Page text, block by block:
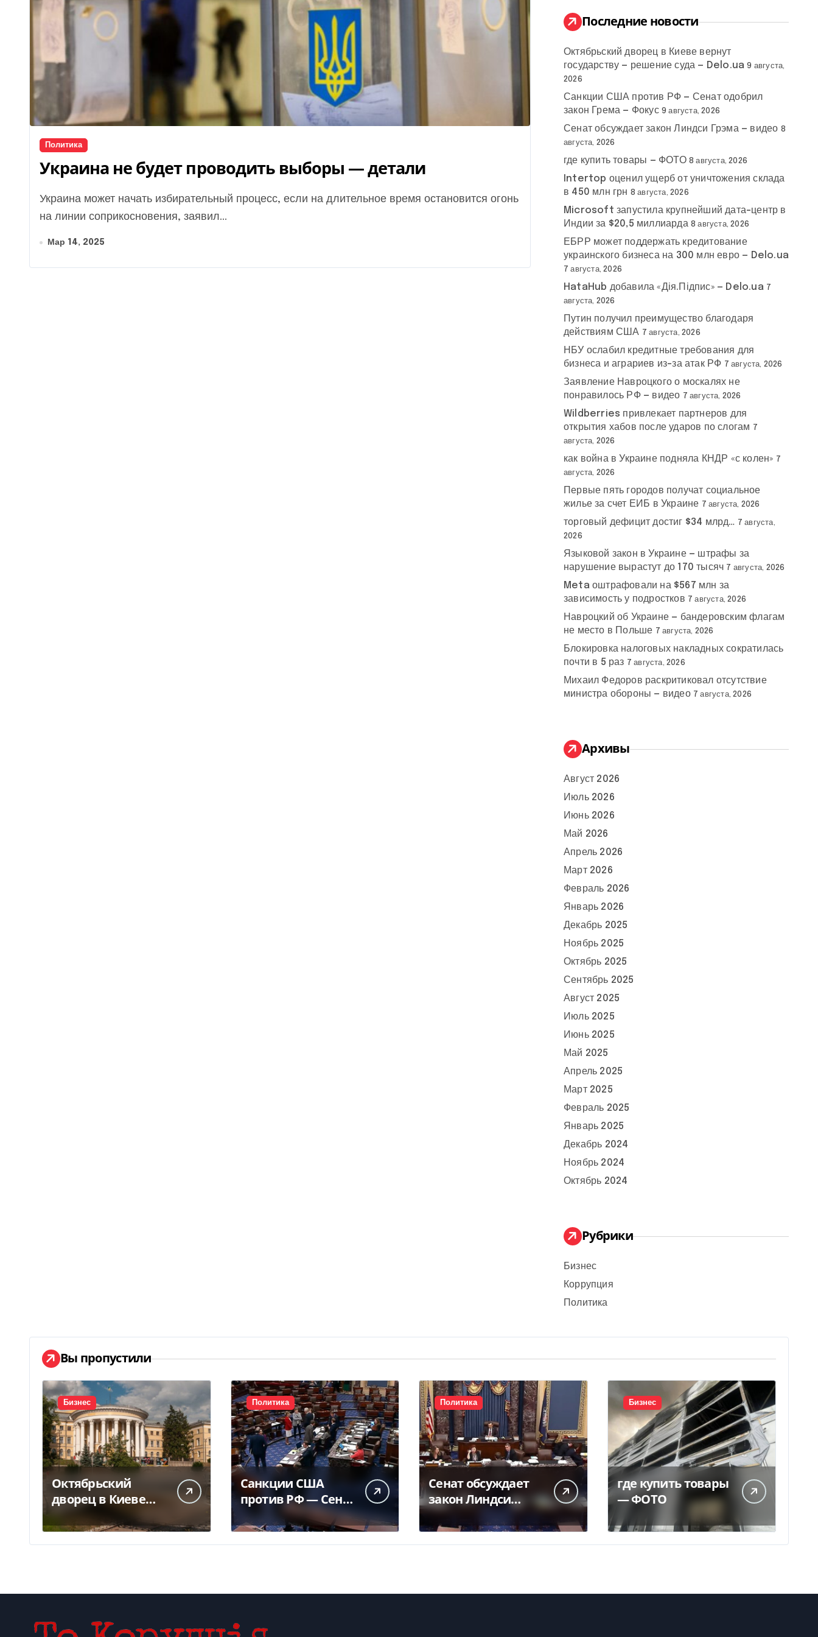
Политика
Украина не будет проводить выборы — детали
Украина может начать избирательный процесс, если на длительное время остановится огонь
на линии соприкосновения, заявил...
Мар 14, 2025
:
Последние новости
Октябрьский дворец в Киеве вернут
государству — решение суда — Delo.ua 9 августа,
2026
Санкции США против РФ — Сенат одобрил
закон Грема — Фокус 9 августа, 2026
Сенат обсуждает закон Линдси Грэма — видео 8
августа, 2026
где купить товары — ФОТО 8 августа, 2026
Intertop оценил ущерб от уничтожения склада
в 450 млн грн 8 августа, 2026
Microsoft запустила крупнейший дата-центр в
Индии за $20,5 миллиарда 8 августа, 2026
ЕБРР может поддержать кредитование
украинского бизнеса на 300 млн евро — Delo.ua
7 августа, 2026
HataHub добавила «Дія.Підпис» — Delo.ua 7
августа, 2026
Путин получил преимущество благодаря
действиям США 7 августа, 2026
НБУ ослабил кредитные требования для
бизнеса и аграриев из-за атак РФ 7 августа, 2026
Заявление Навроцкого о москалях не
понравилось РФ — видео 7 августа, 2026
Wildberries привлекает партнеров для
открытия хабов после ударов по слогам 7
августа, 2026
как война в Украине подняла КНДР «с колен» 7
августа, 2026
Первые пять городов получат социальное
жилье за счет ЕИБ в Украине 7 августа, 2026
торговый дефицит достиг $34 млрд… 7 августа,
2026
Языковой закон в Украине — штрафы за
нарушение вырастут до 170 тысяч 7 августа, 2026
Meta оштрафовали на $567 млн за
зависимость у подростков 7 августа, 2026
Навроцкий об Украине — бандеровским флагам
не место в Польше 7 августа, 2026
Блокировка налоговых накладных сократилась
почти в 5 раз 7 августа, 2026
Михаил Федоров раскритиковал отсутствие
министра обороны — видео 7 августа, 2026
Архивы
Август 2026
Июль 2026
Июнь 2026
Май 2026
Апрель 2026
Март 2026
Февраль 2026
Январь 2026
Декабрь 2025
Ноябрь 2025
Октябрь 2025
Сентябрь 2025
Август 2025
Июль 2025
Июнь 2025
Май 2025
Апрель 2025
Март 2025
Февраль 2025
Январь 2025
Декабрь 2024
Ноябрь 2024
Октябрь 2024
Рубрики
Бизнес
Коррупция
Политика
Вы пропустили
Бизнес
Октябрьский
дворец в Киеве
вернут государству
— решение суда —
Delo.ua
Политика
Санкции США
против РФ — Сенат
одобрил закон
Грема — Фокус
Политика
Сенат обсуждает
закон Линдси
Грэма — видео
Бизнес
где купить товары
— ФОТО